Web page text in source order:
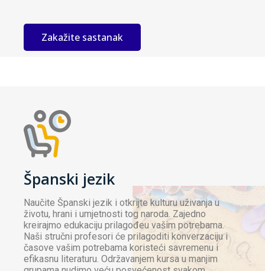
Zakažite sastanak
Španski jezik
Naučite Španski jezik i otkrijte kulturu uživanja u
životu, hrani i umjetnosti tog naroda. Zajedno
kreirajmo edukaciju prilagođeu vašim potrebama.
Naši stručni profesori će prilagoditi konverzaciju i
časove vašim potrebama koristeći savremenu i
efikasnu literaturu. Održavanjem kursa u manjim